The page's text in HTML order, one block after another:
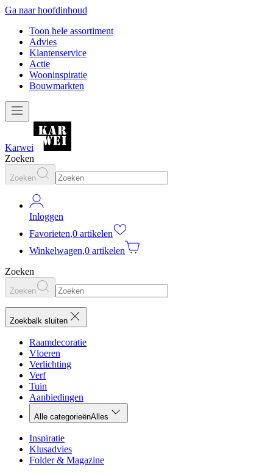
Ga naar hoofdinhoud
Toon hele assortiment
Advies
Klantenservice
Actie
Wooninspiratie
Bouwmarkten
Karwei
Zoeken
Zoeken
Inloggen
Favorieten,0 artikelen
Winkelwagen,0 artikelen
Zoeken
Zoeken
Zoekbalk sluiten
Raamdecoratie
Vloeren
Verlichting
Verf
Tuin
Aanbiedingen
Alle categorieënAlles
Inspiratie
Klusadvies
Folder & Magazine